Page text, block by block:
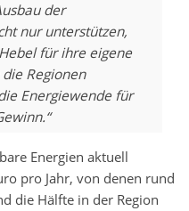
der
nur unterstützen,
für ihre eigene
Regionen
Energiewende für
Energien aktuell
pro Jahr, von denen rund
die Hälfte in der Region